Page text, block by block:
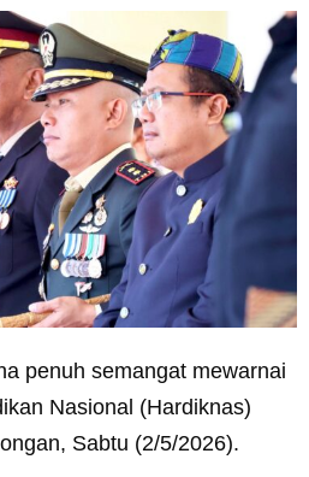
penuh semangat mewarnai
Nasional (Hardiknas)
Sabtu (2/5/2026).